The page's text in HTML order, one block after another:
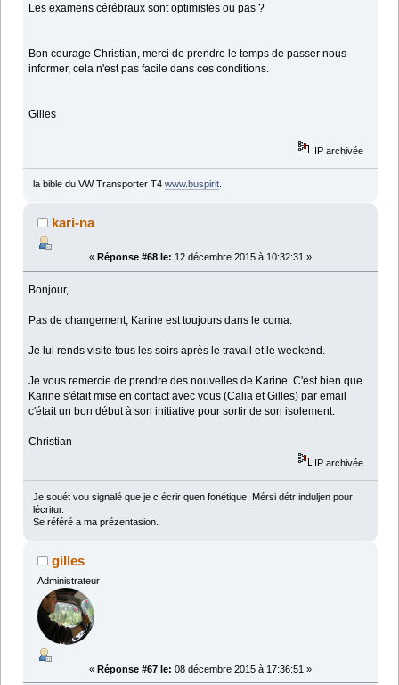
Les examens cérébraux sont optimistes ou pas ?
Bon courage Christian, merci de prendre le temps de passer nous
informer, cela n'est pas facile dans ces conditions.
Gilles
IP archivée
la bible du VW Transporter T4 www.buspirit.
kari-na
« Réponse #68 le: 12 décembre 2015 à 10:32:31 »
Bonjour,
Pas de changement, Karine est toujours dans le coma.
Je lui rends visite tous les soirs après le travail et le weekend.
Je vous remercie de prendre des nouvelles de Karine. C'est bien que
Karine s'était mise en contact avec vous (Calia et Gilles) par email
c'était un bon début à son initiative pour sortir de son isolement.
Christian
IP archivée
Je souét vou signalé que je c écrir quen fonétique. Mérsi détr induljen pour
lécritur.
Se référé a ma prézentasion.
gilles
Administrateur
« Réponse #67 le: 08 décembre 2015 à 17:36:51 »